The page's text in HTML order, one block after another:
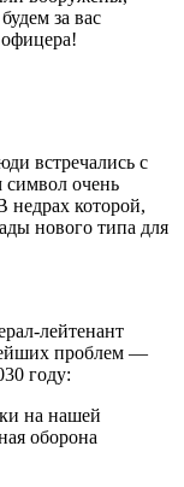
за вас
встречались с
очень
которой,
нового типа для
лейтенант
проблем —
году:
на нашей
оборона